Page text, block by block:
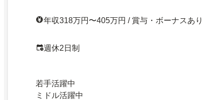
年収318万円〜405万円 / 賞与・ボーナスあり
週休2日制
若手活躍中
ミドル活躍中